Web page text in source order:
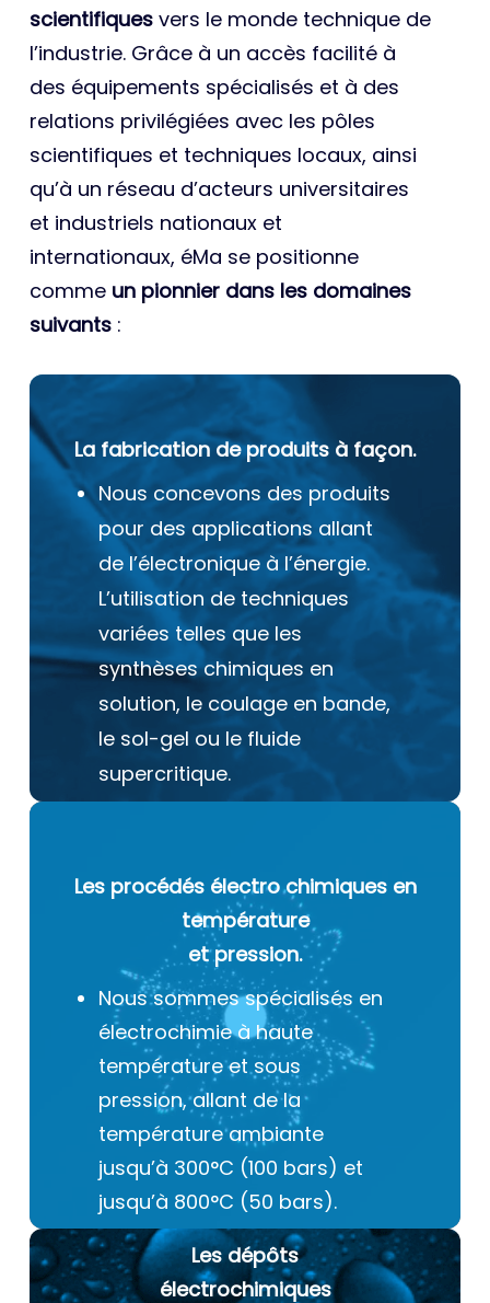
scientifiques vers le monde technique de
l’industrie. Grâce à un accès facilité à
des équipements spécialisés et à des
relations privilégiées avec les pôles
scientifiques et techniques locaux, ainsi
qu’à un réseau d’acteurs universitaires
et industriels nationaux et
internationaux, éMa se positionne
comme un pionnier dans les domaines
suivants :
La fabrication de produits à façon.
Nous concevons des produits
pour des applications allant
de l’électronique à l’énergie.
L’utilisation de techniques
variées telles que les
synthèses chimiques en
solution, le coulage en bande,
le sol-gel ou le fluide
supercritique.
Les procédés électro chimiques en
température
et pression.
Nous sommes spécialisés en
électrochimie à haute
température et sous
pression, allant de la
température ambiante
jusqu’à 300°C (100 bars) et
jusqu’à 800°C (50 bars).
Les dépôts
électrochimiques